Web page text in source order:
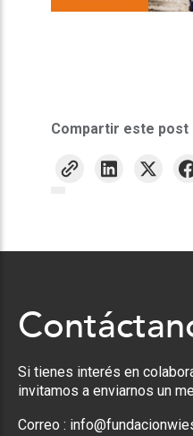
Compartir este post
Si tienes interés en
invitamos a enviarnos un
Correo :